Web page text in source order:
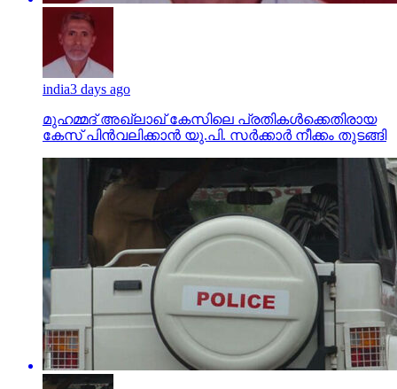
india3 days ago
മുഹമ്മദ് അഖ്‌ലാഖ് കേസിലെ പ്രതികള്‍ക്കെതിരായ
കേസ് പിന്‍വലിക്കാന്‍ യു.പി. സര്‍ക്കാര്‍ നീക്കം തുടങ്ങി